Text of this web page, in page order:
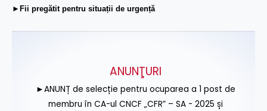
►Fii pregătit pentru situații de urgență
ANUNŢURI
►ANUNȚ de selecție pentru ocuparea a 1 post de
membru în CA-ul CNCF „CFR” – SA - 2025 și